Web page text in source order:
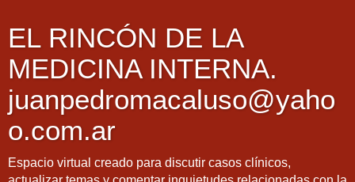
EL RINCÓN DE LA
MEDICINA INTERNA.
juanpedromacaluso@yaho
o.com.ar
Espacio virtual creado para discutir casos clínicos,